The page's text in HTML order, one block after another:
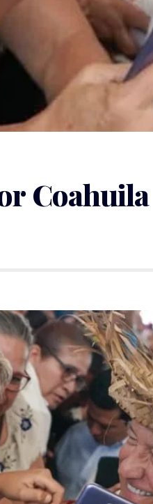
Coahuila